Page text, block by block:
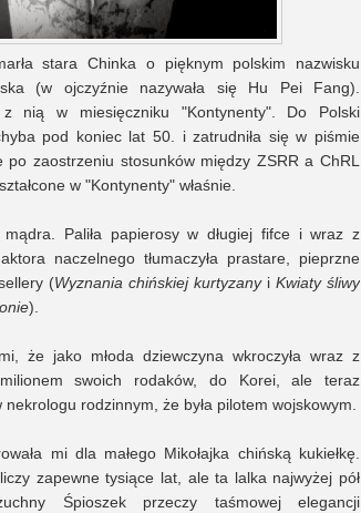
stara Chinka o pięknym polskim nazwisku
(w ojczyźnie nazywała się Hu Pei Fang).
z nią w miesięczniku "Kontynenty". Do Polski
pod koniec lat 50. i zatrudniła się w piśmie
po zaostrzeniu stosunków między ZSRR a ChRL
w "Kontynenty" właśnie.
mądra. Paliła papierosy w długiej fifce i wraz z
naczelnego tłumaczyła prastare, pieprzne
(Wyznania chińskiej kurtyzanyi Kwiaty śliwy
).
że jako młoda dziewczyna wkroczyła wraz z
swoich rodaków, do Korei, ale teraz
nekrologu rodzinnym, że była pilotem wojskowym.
mi dla małego Mikołajka chińską kukiełkę.
zapewne tysiące lat, ale ta lalka najwyżej pół
Śpioszek przeczy taśmowej elegancji